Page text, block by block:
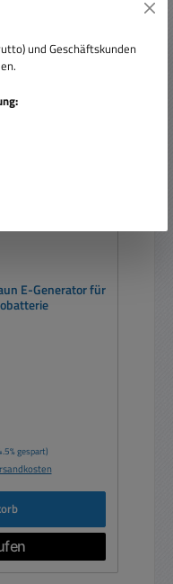
E-Generator für
gespart)
und Geschäftskunden